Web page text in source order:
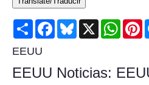
Consumer
Consumer Affairs Recalls
Food & Drug Recalls
Share FacebookBluesky
X
EEUU
EEUU Noticias: